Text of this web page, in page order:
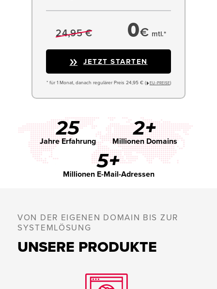
24,95 € 0€ mtl.*
JETZT STARTEN
* für 1 Monat, danach regulärer Preis 24,95 € ( EU−PREISE)
25
Jahre Erfahrung
2+
Millionen Domains
5+
Millionen E-Mail-Adressen
VON DER EIGENEN DOMAIN BIS ZUR
SYSTEMLÖSUNG
UNSERE PRODUKTE